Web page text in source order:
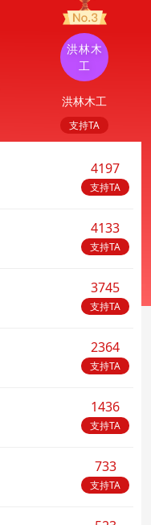
洪林木
工
洪林木工
支持TA
4197
支持TA
4133
支持TA
3745
支持TA
2364
支持TA
1436
支持TA
733
支持TA